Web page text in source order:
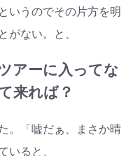
いうのでその片方を明
がない。と、
アーに入ってな
来れば？
。「嘘だぁ、まさか晴
いると、